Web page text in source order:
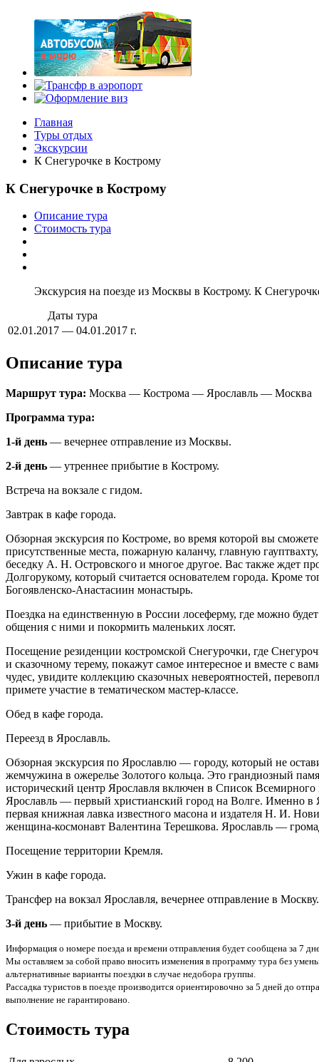
Главная
Туры отдых
Экскурсии
К Снегурочке в Кострому
К Снегурочке в Кострому
Описание тура
Стоимость тура
Экскурсия на поезде из Москвы в Кострому. К
Даты тура
02.01.2017 — 04.01.2017 г.
Описание тура
Маршрут тура: Москва — Кострома — Ярославль — Москва
Программа тура:
1-й день — вечернее отправление из Москвы.
2-й день — утреннее прибытие в Кострому.
Встреча на вокзале с гидом.
Завтрак в кафе города.
Обзорная экскурсия по Костроме, во время которой вы
присутственные места, пожарную каланчу, главную
беседку А. Н. Островского и многое другое. Вас также ждет
Долгорукому, который считается основателем города. Кроме
Богоявленско-Анастасиин монастырь.
Поездка на единственную в России лосеферму, где можно
общения с ними и покормить маленьких лосят.
Посещение резиденции костромской Снегурочки, где
и сказочному терему, покажут самое интересное и вместе с
чудес, увидите коллекцию сказочных невероятностей,
примете участие в тематическом мастер-классе.
Обед в кафе города.
Переезд в Ярославль.
Обзорная экскурсия по Ярославлю — городу, который не
жемчужина в ожерелье Золотого кольца. Это грандиозный
исторический центр Ярославля включен в Список
Ярославль — первый христианский город на Волге. Именно в
первая книжная лавка известного масона и издателя Н. И.
женщина-космонавт Валентина Терешкова. Ярославль —
Посещение территории Кремля.
Ужин в кафе города.
Трансфер на вокзал Ярославля, вечернее отправление в Москву.
3-й день — прибытие в Москву.
Информация о номере поезда и времени отправления будет сообщена за 7
Мы оставляем за собой право вносить изменения в программу тура без
альтернативные варианты поездки в случае недобора группы.
Рассадка туристов в поезде производится ориентировочно за 5 дней до
выполнение не гарантировано.
Стоимость тура